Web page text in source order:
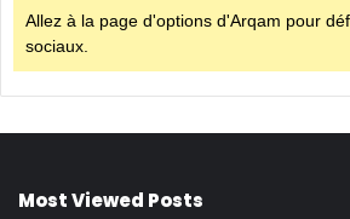
Allez à la page d'options d'Arqam pour
sociaux.
Most Viewed Posts